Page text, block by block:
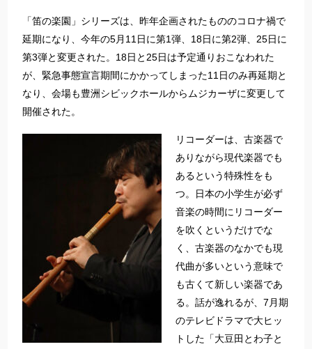
「笛の楽園」シリーズは、昨年企画されたもののコロナ禍で
延期になり、今年の5月11日に第1弾、18日に第2弾、25日に
第3弾と変更された。18日と25日は予定通りおこなわれた
が、緊急事態宣言期間にかかってしまった11日のみ再延期と
なり、会場も豊洲シビックホールからムジカーザに変更して
開催された。
リコーダーは、古楽器で
ありながら現代楽器でも
あるという特殊性をも
つ。日本の小学生が必ず
音楽の時間にリコーダー
を吹くというだけでな
く、古楽器のなかでも現
代曲が多いという意味で
も古くて新しい楽器であ
る。話が逸れるが、7月期
のテレビドラマで大ヒッ
トした「大豆田とわ子と